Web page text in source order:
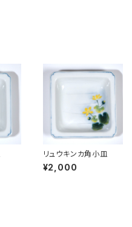
リュウキンカ角小皿
¥2,000